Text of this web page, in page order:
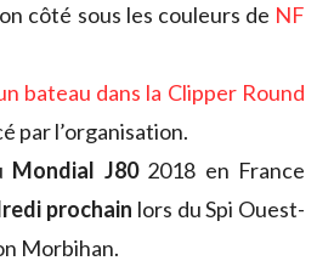
côté sous les couleurs de NF
bateau dans la Clipper Round
par l’organisation.
Mondial J802018 en France
prochain lors du Spi Ouest-
Morbihan.